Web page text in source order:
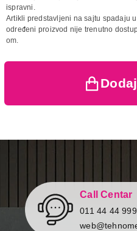
Zemlja porekla:
Prava potrošača:
ispravni.
Artikli predstavljeni na sajtu spadaju
određeni proizvod nije trenutno
om.
GENIUS DX-120
Proizvod je
Završi
Call Centar
011 44 44 999